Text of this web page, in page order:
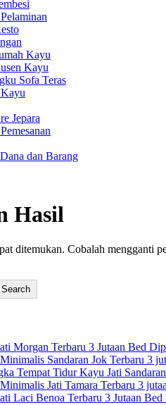
Kayu
Kayu
Sofa Teras
Jepara
dan Barang
Hasil
ditemukan. Cobalah mengganti
Search
Bed
Bed